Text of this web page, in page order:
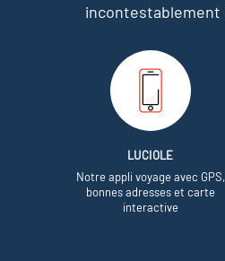
incontestablement
LUCIOLE
Notre appli voyage avec GPS,
bonnes adresses et carte
interactive